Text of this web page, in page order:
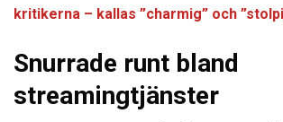
kritikerna – kallas ”charmig” och
Snurrade runt bland
streamingtjänster